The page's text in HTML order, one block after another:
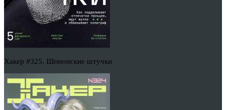
Хакер #325. Шпионские штучки